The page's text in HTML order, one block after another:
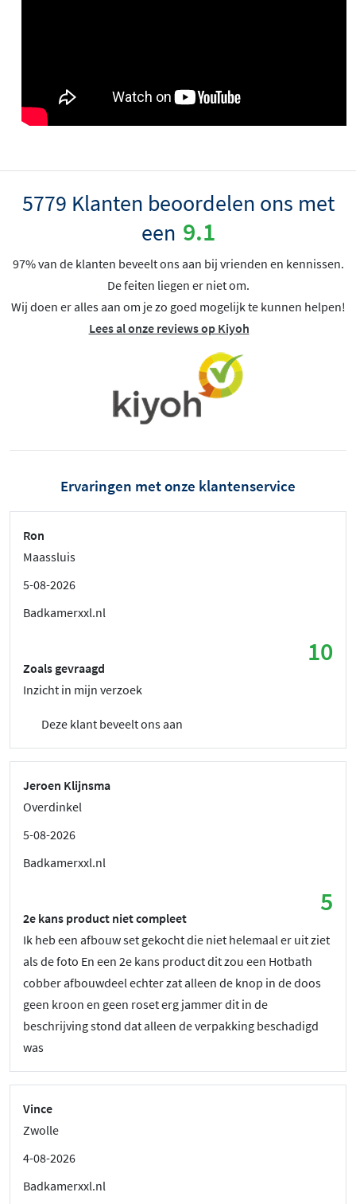
5779 Klanten beoordelen ons met
een 9.1
97% van de klanten beveelt ons aan bij vrienden en kennissen.
De feiten liegen er niet om.
Wij doen er alles aan om je zo goed mogelijk te kunnen helpen!
Lees al onze reviews op Kiyoh
Ervaringen met onze klantenservice
Ron
Maassluis
5-08-2026
Badkamerxxl.nl
10
Zoals gevraagd
Inzicht in mijn verzoek
Deze klant beveelt ons aan
Jeroen Klijnsma
Overdinkel
5-08-2026
Badkamerxxl.nl
5
2e kans product niet compleet
Ik heb een afbouw set gekocht die niet helemaal er uit ziet
als de foto En een 2e kans product dit zou een Hotbath
cobber afbouwdeel echter zat alleen de knop in de doos
geen kroon en geen roset erg jammer dit in de
beschrijving stond dat alleen de verpakking beschadigd
was
Vince
Zwolle
4-08-2026
Badkamerxxl.nl